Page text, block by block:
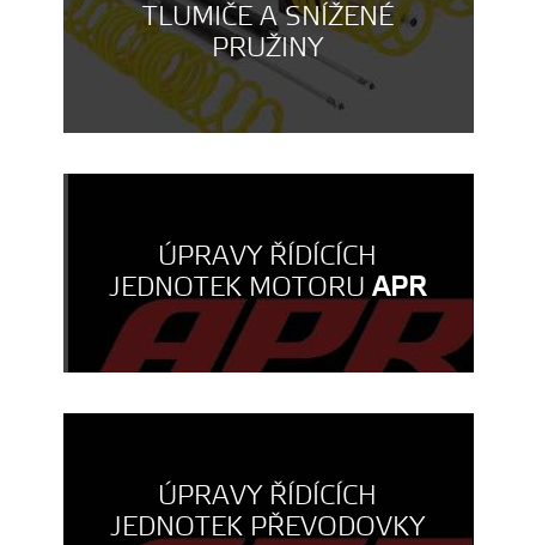
TLUMIČE A SNÍŽENÉ
PRUŽINY
ÚPRAVY ŘÍDÍCÍCH
JEDNOTEK MOTORUAPR
ÚPRAVY ŘÍDÍCÍCH
JEDNOTEK PŘEVODOVKY